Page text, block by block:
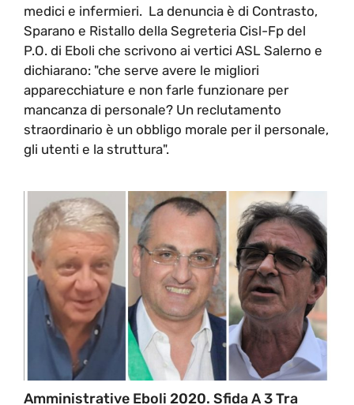
medici e infermieri. La denuncia è di Contrasto,
Sparano e Ristallo della Segreteria Cisl-Fp del
P.O. di Eboli che scrivono ai vertici ASL Salerno e
dichiarano: "che serve avere le migliori
apparecchiature e non farle funzionare per
mancanza di personale? Un reclutamento
straordinario è un obbligo morale per il personale,
gli utenti e la struttura".
Amministrative Eboli 2020. Sfida A 3 Tra